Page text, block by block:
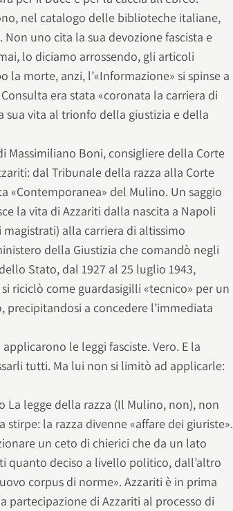
nel catalogo delle biblioteche italiane,
uno cita la sua devozione fascista e
lo diciamo arrossendo, gli articoli
la morte, anzi, l’«Informazione» si spinse a
era stata «coronata la carriera di
vita al trionfo della giustizia e della
Massimiliano Boni, consigliere della Corte
dal Tribunale della razza alla Corte
«Contemporanea» del Mulino. Un saggio
la vita di Azzariti dalla nascita a Napoli
alla carriera di altissimo
della Giustizia che comandò negli
Stato, dal 1927 al 25 luglio 1943,
riciclò come guardasigilli «tecnico» per un
precipitandosi a concedere l’immediata
le leggi fasciste. Vero. E la
tutti. Ma lui non si limitò ad applicarle:
La legge della razza (Il Mulino, non), non
la razza divenne «affare dei giuriste».
un ceto di chierici che da un lato
quanto deciso a livello politico, dall’altro
corpus di norme». Azzariti è in prima
partecipazione di Azzariti al processo di